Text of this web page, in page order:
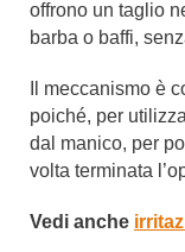
offrono un taglio
barba o baffi,
Il meccanismo è
poiché, per
dal manico, per
volta terminata
Vedi anche